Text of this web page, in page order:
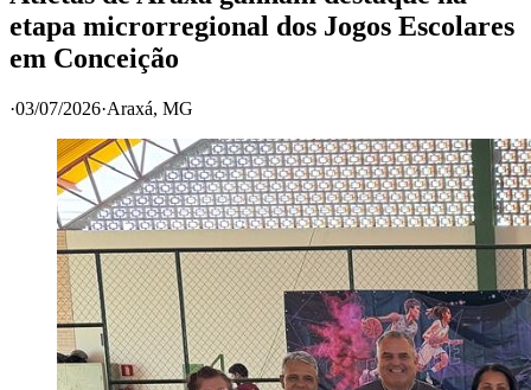
etapa microrregional dos Jogos Escolares
em Conceição
·03/07/2026·Araxá, MG